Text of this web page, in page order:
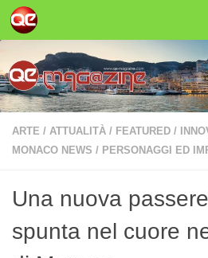
Salta al contenuto
ARTE / ATTUALITÀ / FEATURED /
MONACO NEWS / PERSONAGGI ED
Una nuova
spunta nel cuore